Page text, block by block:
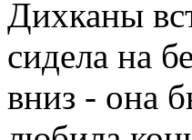
Дихканы
сидела на
вниз - она